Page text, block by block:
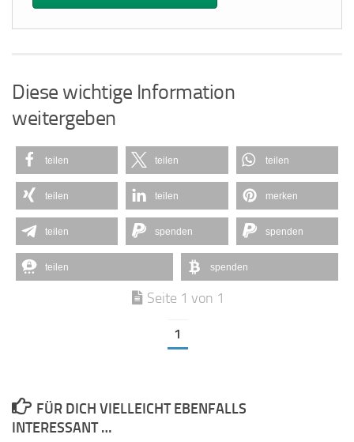
Diese wichtige Information
weitergeben
teilen teilen teilen
teilen teilen merken
teilen spenden spenden
teilen spenden
Seite 1 von 1
1
FÜR DICH VIELLEICHT EBENFALLS
INTERESSANT …